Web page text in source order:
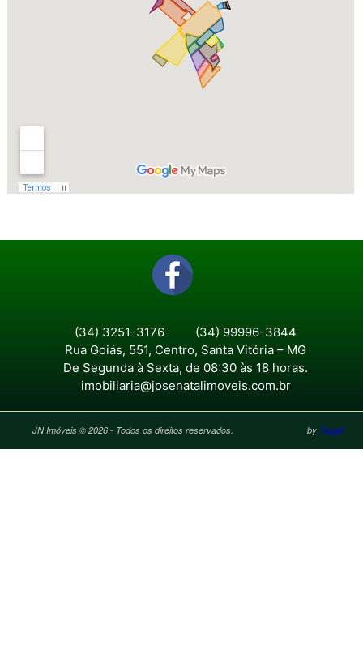
(34) 3251-3176
(34) 99996-3844
Rua Goiás, 551, Centro, Santa Vitória – MG
De Segunda à Sexta, de 08:30 às 18 horas.
imobiliaria@josenatalimoveis.com.br
JN Imóveis © 2026 - Todos os direitos reservados. by Target